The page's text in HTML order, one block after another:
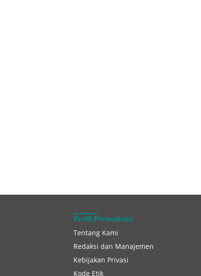
Profil Perusahaan
Tentang Kami
Redaksi dan Manajemen
Kebijakan Privasi
Kode Etik